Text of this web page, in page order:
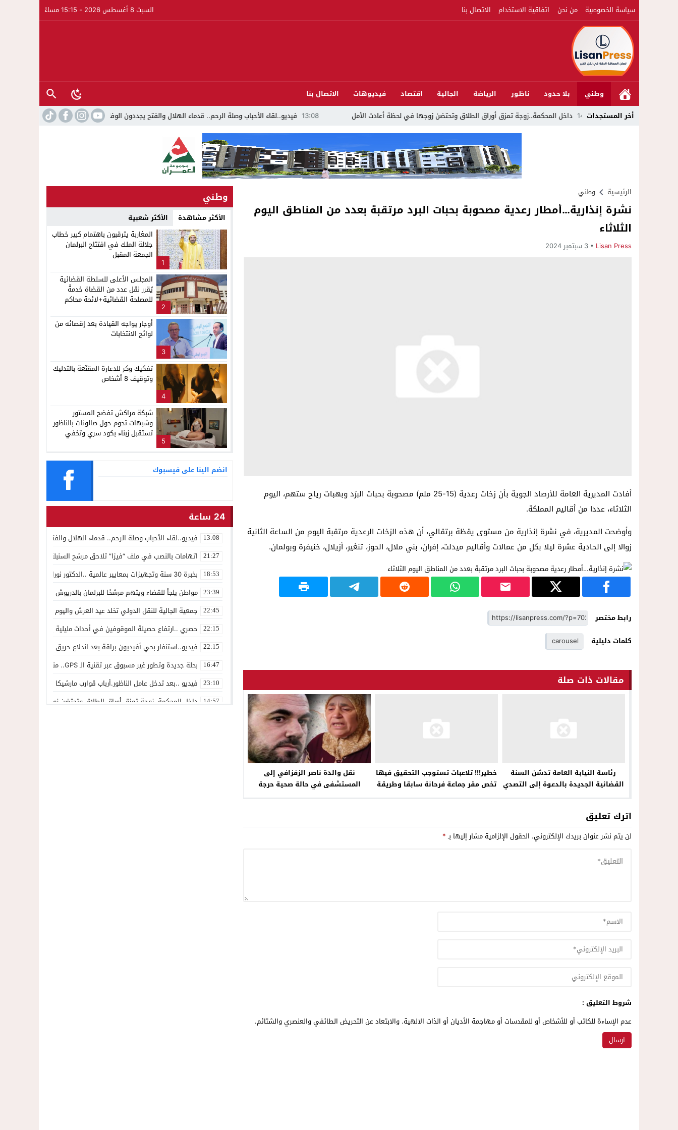
سياسة الخصوصية من نحن اتفاقية الاستخدام الاتصال بنا السبت 8 أغسطس 2026 - 15:15 مساءً
وطني بلا حدود ناظور الرياضة الجالية اقتصاد فيديوهات
الاتصال بنا
أخر المستجدات
فيديو..لقاء الأحباب وصلة الرحم.. قدماء الهلال والفتح يجددون الوفاء لكرة القدم الناظورية 21:27 اتهامات بالنصب الإقليم 14:57 داخل المحكمة..زوجة تمزق أوراق الطلاق وتحتضن زوجها في لحظة أعادت الأمل
الرئيسية وطني
نشرة إنذارية…أمطار رعدية مصحوبة بحبات البرد مرتقبة بعدد من المناطق اليوم
الثلاثاء
Lisan Press 3 سبتمبر 2024
أفادت المديرية العامة للأرصاد الجوية بأن زخات رعدية (15-25 ملم) مصحوبة بحبات البرَد وبهبات رياح ستهم، اليوم
الثلاثاء، عددا من أقاليم المملكة.
وأوضحت المديرية، في نشرة إنذارية من مستوى يقظة برتقالي، أن هذه الزخات الرعدية مرتقبة اليوم من الساعة الثانية
زوالا إلى الحادية عشرة ليلا بكل من عمالات وأقاليم ميدلت، إفران، بني ملال، الحوز، تنغير، أزيلال، خنيفرة وبولمان.
رابط مختصر
كلمات دليلية
carousel
مقالات ذات صلة
رئاسة النيابة العامة تدشن السنة
القضائية الجديدة بالدعوة إلى التصدي
خطير!!! تلاعبات تستوجب التحقيق فيها
تخص مقر جماعة فرحانة سابقا وطريقة
نقل والدة ناصر الزفزافي إلى
المستشفى في حالة صحية حرجة
اترك تعليق
لن يتم نشر عنوان بريدك الإلكتروني. الحقول الإلزامية مشار إليها بـ*
شروط التعليق :
عدم الإساءة للكاتب أو للأشخاص أو للمقدسات أو مهاجمة الأديان أو الذات الالهية. والابتعاد عن التحريض الطائفي والعنصري والشتائم.
وطني
الأكثر مشاهدة الأكثر شعبية
1
المغاربة يترقبون باهتمام كبير خطاب
جلالة الملك في افتتاح البرلمان
الجمعة المقبل
2
المجلس الأعلى للسلطة القضائية
يُقرر نقل عدد من القضاة خدمةً
للمصلحة القضائية+لائحة محاكم
3
أوجار يواجه القيادة بعد إقصائه من
لوائح الانتخابات
4
تفكيك وكر للدعارة المقنّعة بالتدليك
وتوقيف 8 أشخاص
5
شبكة مراكش تفضح المستور
وشبهات تحوم حول صالونات بالناظور
تستقبل زبناء بكود سري وتخفي
انضم الينا على فيسبوك
24 ساعة
13:08 فيديو..لقاء الأحباب وصلة الرحم.. قدماء الهلال والفتح يجددون الوفاء
21:27 اتهامات بالنصب في ملف “فيزا” تلاحق مرشح السنبلة بالدريوش..
18:53 بخبرة 30 سنة وتجهيزات بمعايير عالمية ..الدكتور نورالدين صبار يفتتح عيادته المتخصصة في جراحة العظام بالناظور
23:39 مواطن يلجأ للقضاء ويتهم مرشحًا للبرلمان بالدريوش بالاستيلاء على 22 مليون سنتيم
22:45 جمعية الجالية للنقل الدولي تخلد عيد العرش واليوم الوطني للمهاجر
22:15 حصري ..ارتفاع حصيلة الموقوفين في أحداث مليلية إلى 82 شخصًا وتحقيقات تقود إلى متابعات جنائية ثقيلة
22:15 فيديو..استنفار بحي أفيديون براقة بعد اندلاع حريق داخل ضيعة فلاحية
16:47 بحلة جديدة وتطور غير مسبوق عبر تقنية الـ GPS.. منصة “مرحباناظور” تعزز مكانتها كوجهة أولى لسكان إقليمي الناظور والدريوش
23:10 فيديو ..بعد تدخل عامل الناظور.أرباب قوارب مارشيكا يعلقون احتجاجهم
14:57 داخل المحكمة..زوجة تمزق أوراق الطلاق وتحتضن زوجها في لحظة